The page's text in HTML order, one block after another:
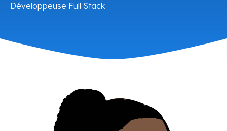
Développeuse Full Stack